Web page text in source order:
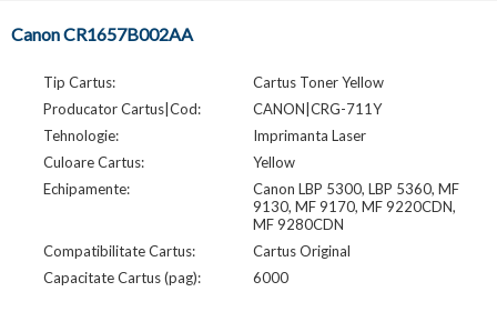
Canon CR1657B002AA
Tip Cartus:
Cartus Toner Yellow
Producator Cartus|Cod:
CANON|CRG-711Y
Tehnologie:
Imprimanta Laser
Culoare Cartus:
Yellow
Echipamente:
Canon LBP 5300, LBP 5360, MF
9130, MF 9170, MF 9220CDN,
MF 9280CDN
Compatibilitate Cartus:
Cartus Original
Capacitate Cartus (pag):
6000